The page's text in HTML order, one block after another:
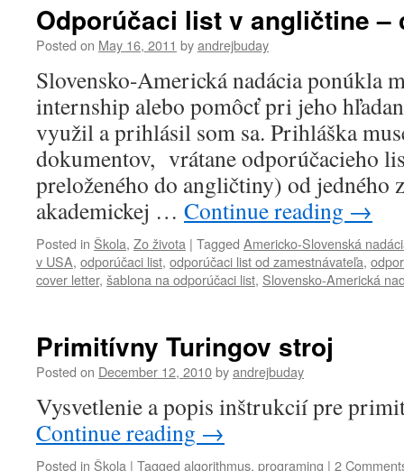
Odporúčaci list v angličtine –
Posted on May 16, 2011 byandrejbuday
Slovensko-Americká nadácia ponúkla
internship alebo pomôcť pri jeho
využil a prihlásil som sa. Prihláška
dokumentov, vrátane odporúčacieho
preloženého do angličtiny) od jedného
akademickej … Continue reading →
Posted in Škola, Zo života | Tagged Americko-Slovenská
v USA, odporúčaci list, odporúčaci list od zamestnávateľa,
cover letter, šablona na odporúčaci list, Slovensko-Americká
Primitívny Turingov stroj
Posted on December 12, 2010byandrejbuday
Vysvetlenie a popis inštrukcií pre
Continue reading →
Posted in Škola | Tagged algorithmus, programing | 2